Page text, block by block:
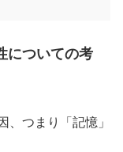
についての考
、つまり「記憶」